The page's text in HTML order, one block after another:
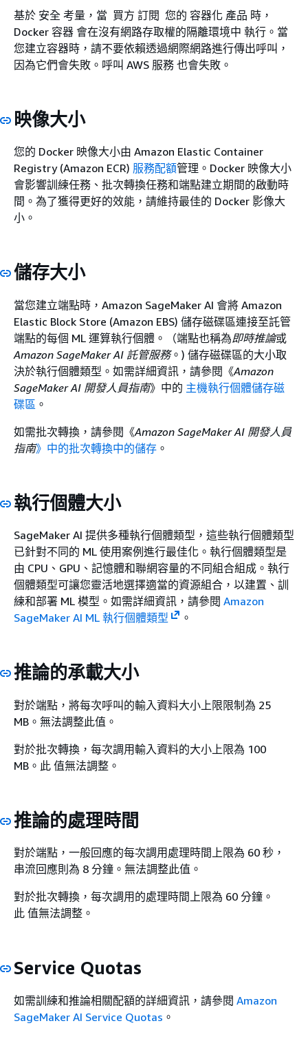
基於 安全 考量，當 買方 訂閱 您的 容器化 產品 時，
Docker 容器 會在沒有網路存取權的隔離環境中 執行。當
您建立容器時，請不要依賴透過網際網路進行傳出呼叫，
因為它們會失敗。呼叫 AWS 服務 也會失敗。
映像大小
您的 Docker 映像大小由 Amazon Elastic Container
Registry (Amazon ECR) 服務配額管理。Docker 映像大小
會影響訓練任務、批次轉換任務和端點建立期間的啟動時
間。為了獲得更好的效能，請維持最佳的 Docker 影像大
小。
儲存大小
當您建立端點時，Amazon SageMaker AI 會將 Amazon
Elastic Block Store (Amazon EBS) 儲存磁碟區連接至託管
端點的每個 ML 運算執行個體。（端點也稱為即時推論或
Amazon SageMaker AI 託管服務。) 儲存磁碟區的大小取
決於執行個體類型。如需詳細資訊，請參閱《Amazon
SageMaker AI 開發人員指南》中的 主機執行個體儲存磁
碟區 。
如需批次轉換，請參閱《Amazon SageMaker AI 開發人員
指南》中的批次轉換中的儲存 。
執行個體大小
SageMaker AI 提供多種執行個體類型，這些執行個體類型
已針對不同的 ML 使用案例進行最佳化。執行個體類型是
由 CPU、GPU、記憶體和聯網容量的不同組合組成。執行
個體類型可讓您靈活地選擇適當的資源組合，以建置、訓
練和部署 ML 模型。如需詳細資訊，請參閱 Amazon
SageMaker AI ML 執行個體類型
。
推論的承載大小
對於端點，將每次呼叫的輸入資料大小上限限制為 25
MB。無法調整此值。
對於批次轉換，每次調用輸入資料的大小上限為 100
MB。此 值無法調整。
推論的處理時間
對於端點，一般回應的每次調用處理時間上限為 60 秒，
串流回應則為 8 分鐘。無法調整此值。
對於批次轉換，每次調用的處理時間上限為 60 分鐘。
此 值無法調整。
Service Quotas
如需訓練和推論相關配額的詳細資訊，請參閱 Amazon
SageMaker AI Service Quotas 。